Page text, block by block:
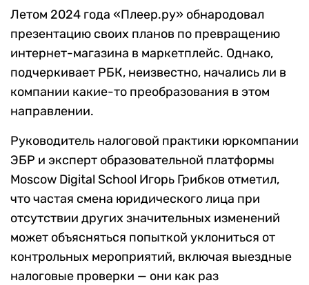
Летом 2024 года «Плеер.ру» обнародовал
презентацию своих планов по превращению
интернет-магазина в маркетплейс. Однако,
подчеркивает РБК, неизвестно, начались ли в
компании какие-то преобразования в этом
направлении.
Руководитель налоговой практики юркомпании
ЭБР и эксперт образовательной платформы
Moscow Digital School Игорь Грибков отметил,
что частая смена юридического лица при
отсутствии других значительных изменений
может объясняться попыткой уклониться от
контрольных мероприятий, включая выездные
налоговые проверки — они как раз